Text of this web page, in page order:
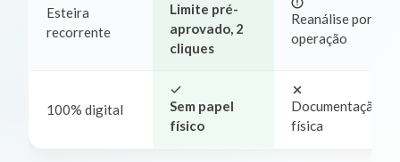
Esteira
recorrente
Limite pré-
aprovado, 2
cliques
Reanálise por
operação
100% digital
Sem papel
físico
Documentação
física